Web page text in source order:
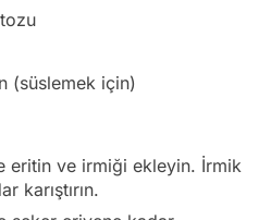
(süslemek için)
eritin ve irmiği ekleyin. İrmik
karıştırın.